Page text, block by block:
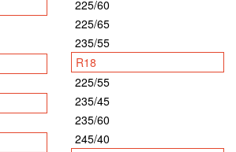
225/60
225/65
235/55
R18
225/55
235/45
235/60
245/40